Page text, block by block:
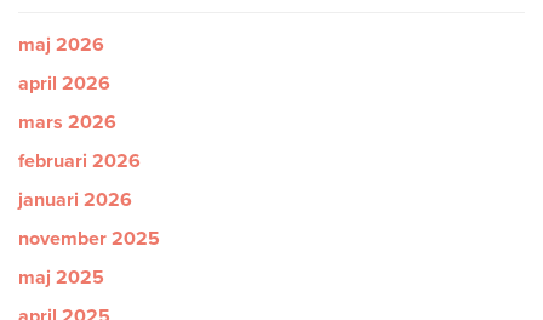
maj 2026
april 2026
mars 2026
februari 2026
januari 2026
november 2025
maj 2025